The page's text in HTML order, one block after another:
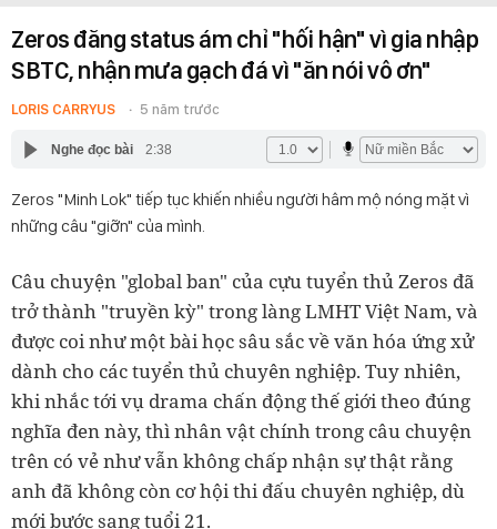
Zeros đăng status ám chỉ "hối hận" vì gia nhập
SBTC, nhận mưa gạch đá vì "ăn nói vô ơn"
LORIS CARRYUS 5 năm trước
Nghe đọc bài 2:38
Zeros "Minh Lok" tiếp tục khiến nhiều người hâm mộ nóng mặt vì
những câu "giỡn" của mình.
Câu chuyện "global ban" của cựu tuyển thủ Zeros đã
trở thành "truyền kỳ" trong làng LMHT Việt Nam, và
được coi như một bài học sâu sắc về văn hóa ứng xử
dành cho các tuyển thủ chuyên nghiệp. Tuy nhiên,
khi nhắc tới vụ drama chấn động thế giới theo đúng
nghĩa đen này, thì nhân vật chính trong câu chuyện
trên có vẻ như vẫn không chấp nhận sự thật rằng
anh đã không còn cơ hội thi đấu chuyên nghiệp, dù
mới bước sang tuổi 21.